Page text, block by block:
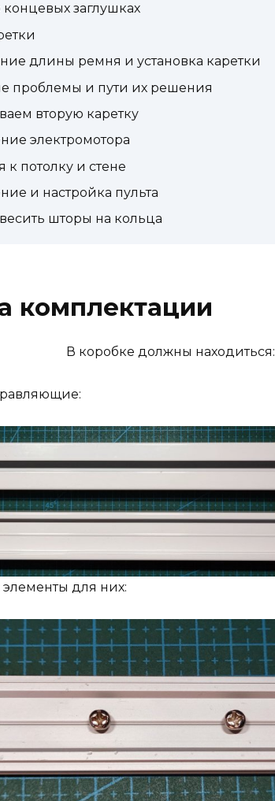
заглушках
длины ремня и установка каретки
проблемы и пути их решения
вторую каретку
электромотора
к потолку и стене
и настройка пульта
шторы на кольца
комплектации
В коробке должны находиться:
для них: